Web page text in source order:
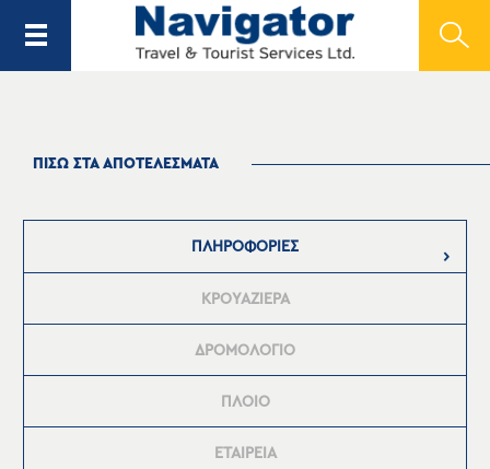
ΠΙΣΩ ΣΤΑ ΑΠΟΤΕΛΕΣΜΑΤΑ
ΠΛΗΡΟΦΟΡΙΕΣ
ΚΡΟΥΑΖΙΕΡΑ
ΔΡΟΜΟΛΟΓΙΟ
ΠΛΟΙΟ
ΕΤΑΙΡΕΙΑ